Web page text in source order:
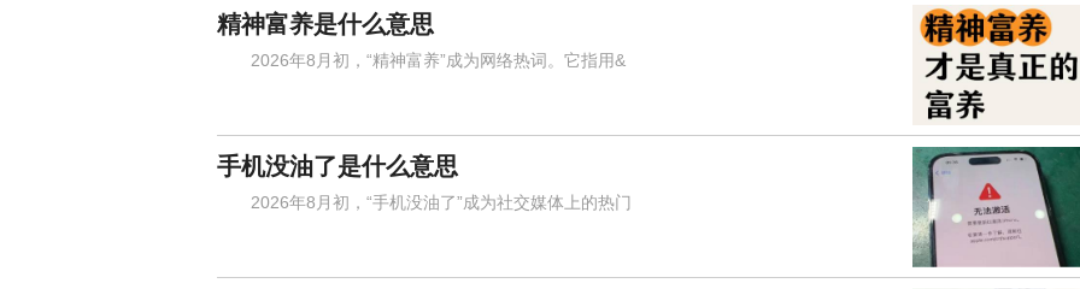
精神富养是什么意思
2026年8月初，“精神富养”成为网络热词。它指用&
手机没油了是什么意思
2026年8月初，“手机没油了”成为社交媒体上的热门